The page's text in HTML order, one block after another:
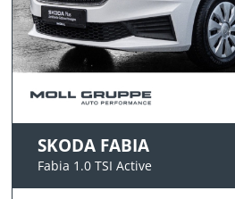
SKODA FABIA
Fabia 1.0 TSI Active